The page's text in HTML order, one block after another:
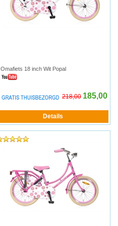
Omafiets 18 inch Wit Popal
218,00 185,00